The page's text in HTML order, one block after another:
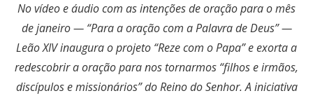
No vídeo e áudio com as intenções de oração para o mês
de janeiro — “Para a oração com a Palavra de Deus” —
Leão XIV inaugura o projeto “Reze com o Papa” e exorta a
redescobrir a oração para nos tornarmos “filhos e irmãos,
discípulos e missionários” do Reino do Senhor. A iniciativa